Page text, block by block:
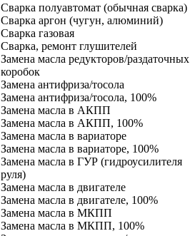
Cварка полуавтомат (обычная сварка)
Cварка аргон (чугун, алюминий)
Cварка газовая
Cварка, ремонт глушителей
Замена масла редукторов/раздаточных
коробок
Замена антифриза/тосола
Замена антифриза/тосола, 100%
Замена масла в АКПП
Замена масла в АКПП, 100%
Замена масла в вариаторе
Замена масла в вариаторе, 100%
Замена масла в ГУР (гидроусилителя
руля)
Замена масла в двигателе
Замена масла в двигателе, 100%
Замена масла в МКПП
Замена масла в МКПП, 100%